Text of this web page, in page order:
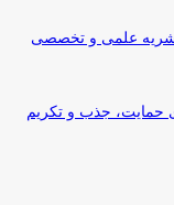
نشریه علمی و تخصصی
حمایت، جذب و تکریم